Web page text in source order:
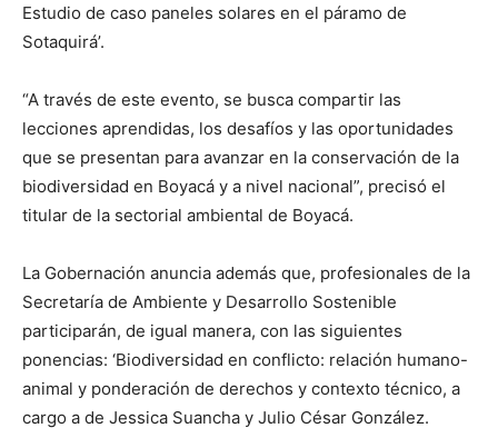
Estudio de caso paneles solares en el páramo de
Sotaquirá’.
“A través de este evento, se busca compartir las
lecciones aprendidas, los desafíos y las oportunidades
que se presentan para avanzar en la conservación de la
biodiversidad en Boyacá y a nivel nacional”, precisó el
titular de la sectorial ambiental de Boyacá.
La Gobernación anuncia además que, profesionales de la
Secretaría de Ambiente y Desarrollo Sostenible
participarán, de igual manera, con las siguientes
ponencias: ‘Biodiversidad en conflicto: relación humano-
animal y ponderación de derechos y contexto técnico, a
cargo a de Jessica Suancha y Julio César González.